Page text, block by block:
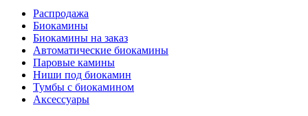
Распродажа
Биокамины
Биокамины на заказ
Автоматические биокамины
Паровые камины
Ниши под биокамин
Тумбы с биокамином
Аксессуары